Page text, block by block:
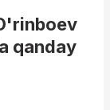
qanday